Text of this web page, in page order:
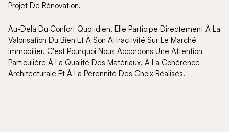
Projet De Rénovation.
Au-Delà Du Confort Quotidien, Elle Participe Directement À La
Valorisation Du Bien Et À Son Attractivité Sur Le Marché
Immobilier. C'est Pourquoi Nous Accordons Une Attention
Particulière À La Qualité Des Matériaux, À La Cohérence
Architecturale Et À La Pérennité Des Choix Réalisés.